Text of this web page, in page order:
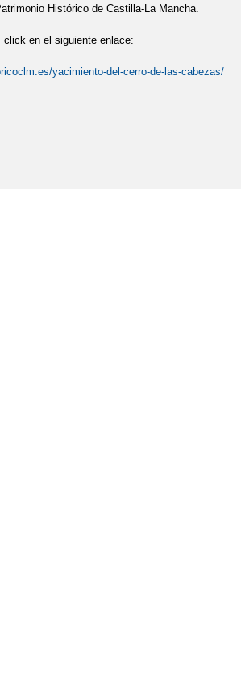
Histórico de Castilla-La Mancha.
en el siguiente enlace:
yacimiento-del-cerro-de-las-cabezas/